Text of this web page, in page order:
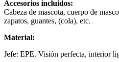
Accesorios incluidos:
Cabeza de mascota, cuerpo de
zapatos, guantes, (cola), etc.
Material:
Jefe: EPE. Visión perfecta, interior